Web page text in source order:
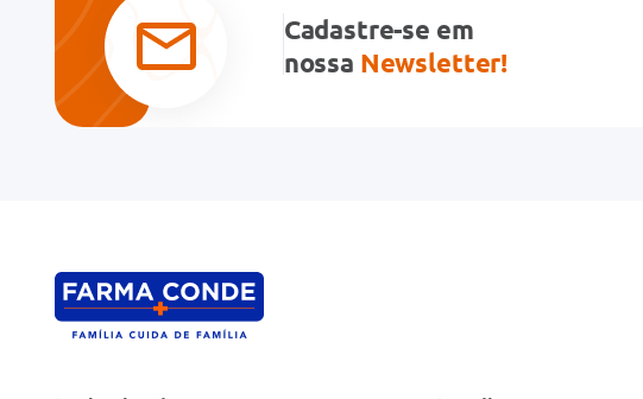
★★★
Seu nome
Cadastre-se em
nossa Newsletter!